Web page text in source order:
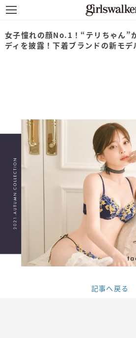
女子憧れの顔No.1！“テリちゃん”
ディを披露！下着ブランドの新モデ
記事へ戻る